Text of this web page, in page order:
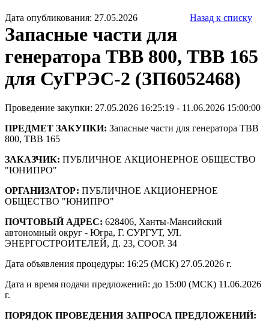
Дата опубликования: 27.05.2026 Назад к списку
Запасные части для
генератора ТВВ 800, ТВВ 165
для СуГРЭС-2 (ЗП6052468)
Проведение закупки: 27.05.2026 16:25:19 - 11.06.2026 15:00:00
ПРЕДМЕТ ЗАКУПКИ: Запасные части для генератора ТВВ
800, ТВВ 165
ЗАКАЗЧИК: ПУБЛИЧНОЕ АКЦИОНЕРНОЕ ОБЩЕСТВО
"ЮНИПРО"
ОРГАНИЗАТОР: ПУБЛИЧНОЕ АКЦИОНЕРНОЕ
ОБЩЕСТВО "ЮНИПРО"
ПОЧТОВЫЙ АДРЕС: 628406, Ханты-Мансийский
автономный округ - Югра, Г. СУРГУТ, УЛ.
ЭНЕРГОСТРОИТЕЛЕЙ, Д. 23, СООР. 34
Дата объявления процедуры: 16:25 (МСК) 27.05.2026 г.
Дата и время подачи предложений: до 15:00 (МСК) 11.06.2026
г.
ПОРЯДОК ПРОВЕДЕНИЯ ЗАПРОСА ПРЕДЛОЖЕНИЙ: